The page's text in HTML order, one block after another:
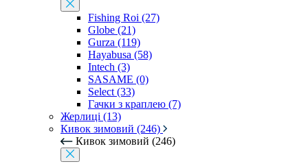
Fishing Roi (27)
Globe (21)
Gurza (119)
Hayabusa (58)
Intech (3)
SASAME (0)
Select (33)
Гачки з краплею (7)
Жерлиці (13)
Кивок зимовий (246)
Кивок зимовий (246)